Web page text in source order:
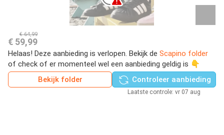
€ 64,99
€ 59,99
Helaas! Deze aanbieding is verlopen. Bekijk de Scapino folder
of check of er momenteel wel een aanbieding geldig is 👇
Bekijk folder
Controleer aanbieding
Laatste controle: vr 07 aug